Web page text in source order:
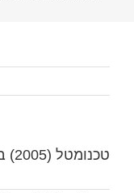
טכנומטל (2005) בע”מ